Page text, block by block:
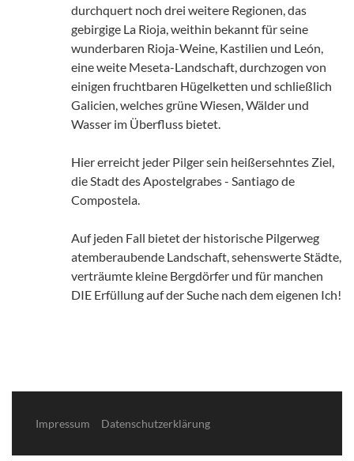
durchquert noch drei weitere Regionen, das
gebirgige La Rioja, weithin bekannt für seine
wunderbaren Rioja-Weine, Kastilien und León,
eine weite Meseta-Landschaft, durchzogen von
einigen fruchtbaren Hügelketten und schließlich
Galicien, welches grüne Wiesen, Wälder und
Wasser im Überfluss bietet.
Hier erreicht jeder Pilger sein heißersehntes Ziel,
die Stadt des Apostelgrabes - Santiago de
Compostela.
Auf jeden Fall bietet der historische Pilgerweg
atemberaubende Landschaft, sehenswerte Städte,
verträumte kleine Bergdörfer und für manchen
DIE Erfüllung auf der Suche nach dem eigenen Ich!
Impressum Datenschutzerklärung